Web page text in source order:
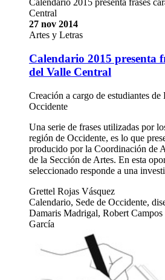
Calendario 2015 presenta frases
Central
27 nov 2014
Artes y Letras
Calendario 2015 presenta
del Valle Central
Creación a cargo de estudiantes
Occidente
Una serie de frases utilizadas por
región de Occidente, es lo que
producido por la Coordinación de
de la Sección de Artes. En esta
seleccionado responde a una
Grettel Rojas Vásquez
Calendario, Sede de Occidente,
Damaris Madrigal, Robert
García